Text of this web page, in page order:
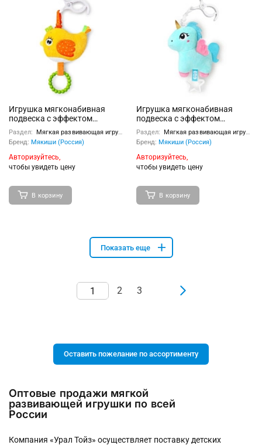
Игрушка мягконабивная
подвеска с эффектом
вибрации (Птичка)
Раздел:
Мягкая развивающая игрушка
Бренд: Мякиши (Россия)
Авторизуйтесь,
чтобы увидеть цену
В корзину
Игрушка мягконабивная
подвеска с эффектом
вибрации (Единорог)
Раздел:
Мягкая развивающая игрушка
Бренд: Мякиши (Россия)
Авторизуйтесь,
чтобы увидеть цену
В корзину
Показать еще
2 3
Оставить пожелание по ассортименту
Оптовые продажи мягкой
развивающей игрушки по всей
России
Компания «Урал Тойз» осуществляет поставку детских